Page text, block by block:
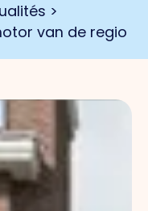
>
van de regio